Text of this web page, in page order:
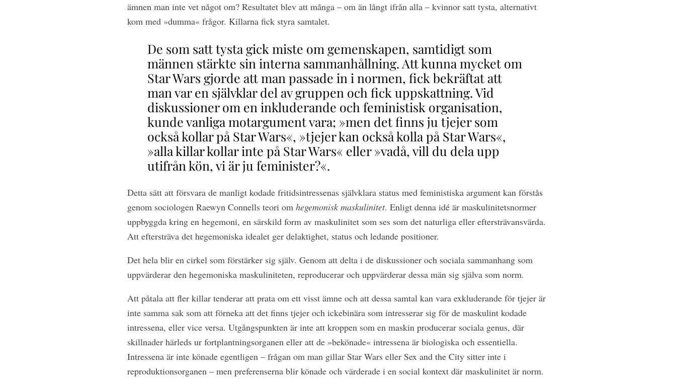
ämnen man inte vet något om? Resultatet blev att många – om än långt ifrån alla – kvinnor satt tysta, alternativt
kom med »dumma« frågor. Killarna fick styra samtalet.
De som satt tysta gick miste om gemenskapen, samtidigt som
männen stärkte sin interna sammanhållning. Att kunna mycket om
Star Wars gjorde att man passade in i normen, fick bekräftat att
man var en självklar del av gruppen och fick uppskattning. Vid
diskussioner om en inkluderande och feministisk organisation,
kunde vanliga motargument vara; »men det finns ju tjejer som
också kollar på Star Wars«, »tjejer kan också kolla på Star Wars«,
»alla killar kollar inte på Star Wars« eller »vadå, vill du dela upp
utifrån kön, vi är ju feminister?«.
Detta sätt att försvarade manligt kodade fritidsintressenas självklara status med feministiska argument kan förstås
genom sociologen Raewyn Connells teori om hegemonisk maskulinitet. Enligt denna idé är maskulinitetsnormer
uppbyggda kring en hegemoni, en särskild form av maskulinitet som ses som det naturliga eller eftersträvansvärda.
Att eftersträva det hegemoniska idealet ger delaktighet, status och ledande positioner.
Det hela blir en cirkel som förstärker sig själv. Genom att delta i de diskussioner och sociala sammanhang som
uppvärderar den hegemoniska maskuliniteten, reproducerar och uppvärderar dessa män sig själva som norm.
Att påtala att fler killar tenderar att prata om ett visst ämne och att dessa samtal kan vara exkluderande för tjejer är
inte samma sak som att förneka att det finns tjejer och ickebinära som intresserar sig för de maskulint kodade
intressena, eller vice versa. Utgångspunkten är inte att kroppen som en maskin producerar sociala genus, där
skillnader härleds ur fortplantningsorganen eller att de »bekönade« intressena är biologiska och essentiella.
Intressena är inte könade egentligen – frågan om man gillar Star Wars eller Sex and the City sitter inte i
reproduktionsorganen – men preferenserna blir könade och värderade i en social kontext där maskulinitet är norm.